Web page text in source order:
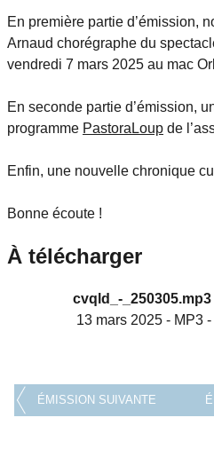
En première partie d’émission,
Arnaud chorégraphe du
vendredi 7 mars 2025 au mac
En seconde partie d’émission,
programme PastoraLoup de
Enfin, une nouvelle chronique
Bonne écoute !
À télécharger
cvqld_-_250305.mp3
13 mars 2025 - MP3 -
ÉMISSION SUIVANTE